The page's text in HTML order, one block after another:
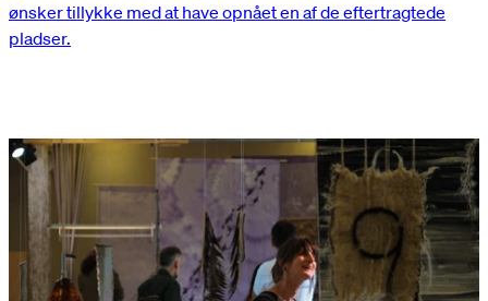
ønsker tillykke med at have opnået en af de eftertragtede
pladser.